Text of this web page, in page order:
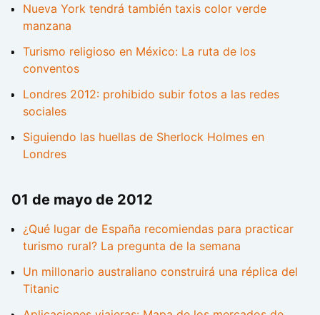
Nueva York tendrá también taxis color verde
manzana
Turismo religioso en México: La ruta de los
conventos
Londres 2012: prohibido subir fotos a las redes
sociales
Siguiendo las huellas de Sherlock Holmes en
Londres
01 de mayo de 2012
¿Qué lugar de España recomiendas para practicar
turismo rural? La pregunta de la semana
Un millonario australiano construirá una réplica del
Titanic